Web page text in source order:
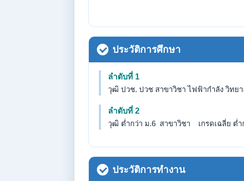
ประวัติการศึกษา
ลำดับที่ 1
วุฒิ ปวช. ปวช สาขาวิชา ไฟฟ้ากำลัง วิทยา
ลำดับที่ 2
วุฒิ ต่ำกว่า ม.6 สาขาวิชา เกรดเฉลี่ย ต่ำ
ประวัติการทำงาน